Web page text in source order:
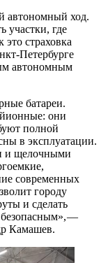
автономный ход.
участки, где
страховка
­Петербурге
автономным
батареи.
они
полной
в эксплуатации.
и щелочными
современных
городу
и сделать
—
Камашев.